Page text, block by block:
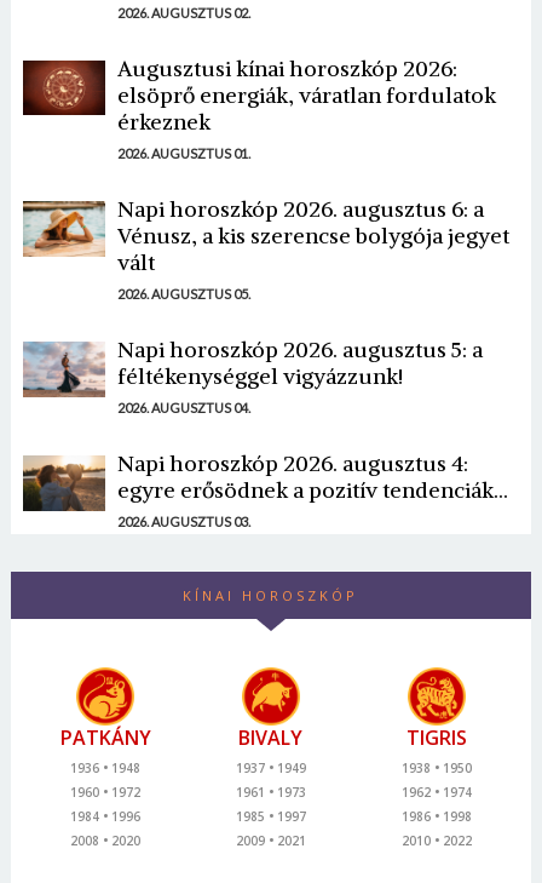
2026. AUGUSZTUS 02.
Augusztusi kínai horoszkóp 2026:
elsöprő energiák, váratlan fordulatok
érkeznek
2026. AUGUSZTUS 01.
Napi horoszkóp 2026. augusztus 6: a
Vénusz, a kis szerencse bolygója jegyet
vált
2026. AUGUSZTUS 05.
Napi horoszkóp 2026. augusztus 5: a
féltékenységgel vigyázzunk!
2026. AUGUSZTUS 04.
Napi horoszkóp 2026. augusztus 4:
egyre erősödnek a pozitív tendenciák...
2026. AUGUSZTUS 03.
KÍNAI HOROSZKÓP
PATKÁNY
1936
1948
1960
1972
1984
1996
2008
2020
BIVALY
1937
1949
1961
1973
1985
1997
2009
2021
TIGRIS
1938
1950
1962
1974
1986
1998
2010
2022